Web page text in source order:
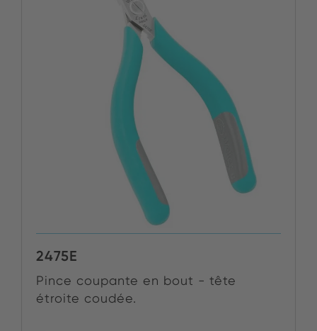
2475E
Pince coupante en bout - tête
étroite coudée.